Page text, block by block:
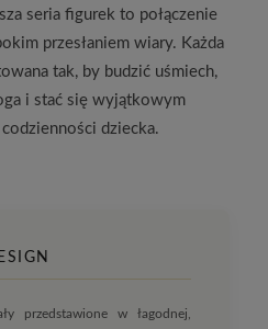
seria figurek to połączenie
przesłaniem wiary. Każda
tak, by budzić uśmiech,
i stać się wyjątkowym
dziecka.
przedstawione w łagodnej,